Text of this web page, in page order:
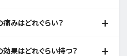
みはどれぐらい？
果はどれぐらい持つ？